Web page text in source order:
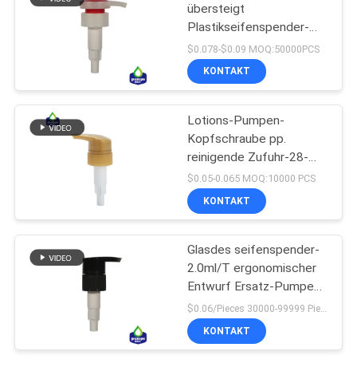
Schaumkunststoff-
Pumpe
10
Flüssigseife-Zufuhr-
Pumpe
übersteigt
Plastikseifenspender-
Pumpe 28/410 freie
Beispiel-
$0.078-$0.09 MOQ:50000PCS
KONTAKT
Lotions-Pumpen-
Kopfschraube pp.
reinigende Zufuhr-28-
410 unten
$0.05-0.065 MOQ:10000 PCS
KONTAKT
Glasdes seifenspender-
2.0ml/T ergonomischer
Entwurf Ersatz-Pumpen-
des Schwarz-24 410
$0.06/Pieces 30000-99999 Pieces MOQ:30000 Stücke
KONTAKT